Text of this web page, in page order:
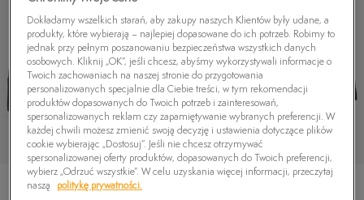
Dokładamy wszelkich starań, aby zakupy naszych Klientów były udane, a
produkty, które wybierają – najlepiej dopasowane do ich potrzeb. Robimy to
jednak przy pełnym poszanowaniu bezpieczeństwa wszystkich danych
osobowych. Kliknij „OK”, jeśli chcesz, abyśmy wykorzystywali informacje o
Twoich zachowaniach na naszej stronie do przygotowania
personalizowanych specjalnie dla Ciebie treści, w tym rekomendacji
produktów dopasowanych do Twoich potrzeb i zainteresowań,
spersonalizowanych reklam czy zapamiętywanie wybranych preferencji. W
każdej chwili możesz zmienić swoją decyzję i ustawienia dotyczące plików
cookie wybierając „Dostosuj”. Jeśli nie chcesz otrzymywać
spersonalizowanej oferty produktów, dopasowanych do Twoich preferencji,
wybierz „Odrzuć wszystkie”. W celu uzyskania więcej informacji, przeczytaj
naszą
politykę prywatności.